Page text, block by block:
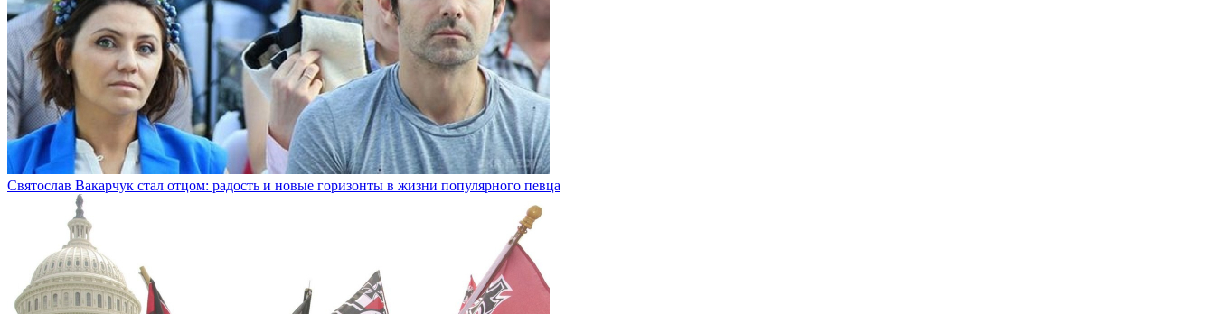
Святослав Вакарчук стал отцом: радость и новые горизонты в жизни популярного певца